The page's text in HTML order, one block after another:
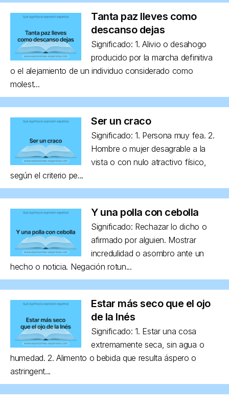
Tanta paz lleves como
descanso dejas
Significado: 1. Alivio o desahogo
producido por la marcha definitiva
o el alejamiento de un individuo considerado como
molest...
Ser un craco
Significado: 1. Persona muy fea. 2.
Hombre o mujer desagrable a la
vista o con nulo atractivo físico,
según el criterio pe...
Y una polla con cebolla
Significado: Rechazar lo dicho o
afirmado por alguien. Mostrar
incredulidad o asombro ante un
hecho o noticia. Negación rotun...
Estar más seco que el ojo
de la Inés
Significado: 1. Estar una cosa
extremamente seca, sin agua o
humedad. 2. Alimento o bebida que resulta áspero o
astringent...